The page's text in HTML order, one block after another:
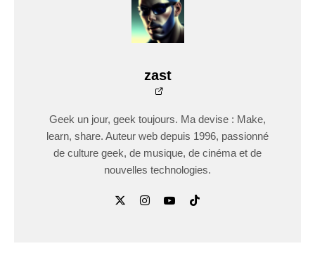
zast
Geek un jour, geek toujours. Ma devise : Make,
learn, share. Auteur web depuis 1996, passionné
de culture geek, de musique, de cinéma et de
nouvelles technologies.